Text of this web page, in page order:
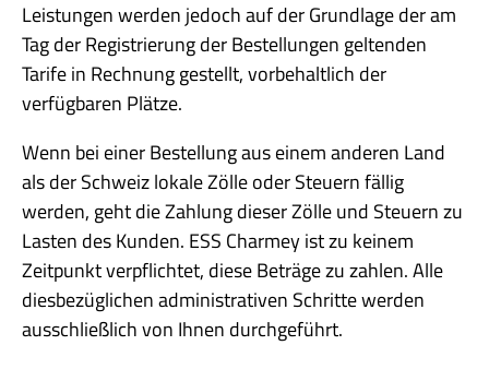
Leistungen werden jedoch auf der Grundlage der am
Tag der Registrierung der Bestellungen geltenden
Tarife in Rechnung gestellt, vorbehaltlich der
verfügbaren Plätze.
Wenn bei einer Bestellung aus einem anderen Land
als der Schweiz lokale Zölle oder Steuern fällig
werden, geht die Zahlung dieser Zölle und Steuern zu
Lasten des Kunden. ESS Charmey ist zu keinem
Zeitpunkt verpflichtet, diese Beträge zu zahlen. Alle
diesbezüglichen administrativen Schritte werden
ausschließlich von Ihnen durchgeführt.